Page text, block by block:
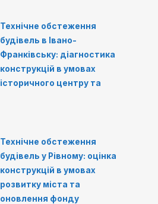
Технічне обстеження
будівель в Івано-
Франківську: діагностика
конструкцій в умовах
історичного центру та
Технічне обстеження
будівель у Рівному: оцінка
конструкцій в умовах
розвитку міста та
оновлення фонду